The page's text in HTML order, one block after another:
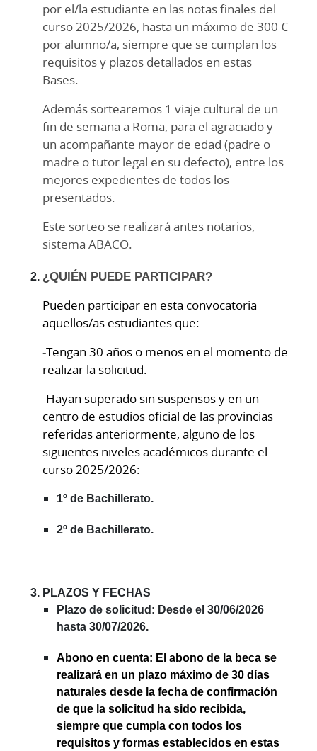
por el/la estudiante en las notas finales del
curso 2025/2026, hasta un máximo de 300 €
por alumno/a, siempre que se cumplan los
requisitos y plazos detallados en estas
Bases.
Además sortearemos 1 viaje cultural de un
fin de semana a Roma, para el agraciado y
un acompañante mayor de edad (padre o
madre o tutor legal en su defecto), entre los
mejores expedientes de todos los
presentados.
Este sorteo se realizará antes notarios,
sistema ABACO.
¿QUIÉN PUEDE PARTICIPAR?
Pueden participar en esta convocatoria
aquellos/as estudiantes que:
-Tengan 30 años o menos en el momento de
realizar la solicitud.
-Hayan superado sin suspensos y en un
centro de estudios oficial de las provincias
referidas anteriormente, alguno de los
siguientes niveles académicos durante el
curso 2025/2026:
1º de Bachillerato.
2º de Bachillerato.
PLAZOS Y FECHAS
Plazo de solicitud: Desde el 30/06/2026
hasta 30/07/2026.
Abono en cuenta: El abono de la beca se
realizará en un plazo máximo de 30 días
naturales desde la fecha de confirmación
de que la solicitud ha sido recibida,
siempre que cumpla con todos los
requisitos y formas establecidos en estas